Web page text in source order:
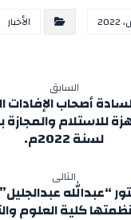
الأخبار
السابق
أصحاب الإفادات
للاستلام والمجازة
لسنة 2022م.
التالى
“عبدالله
كلية العلوم